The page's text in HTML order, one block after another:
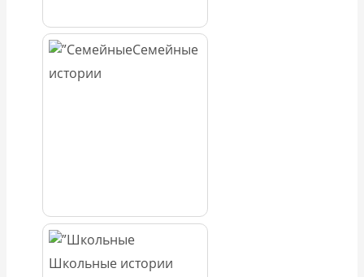
Семейные
истории
Школьные истории